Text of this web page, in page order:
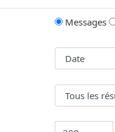
Messages